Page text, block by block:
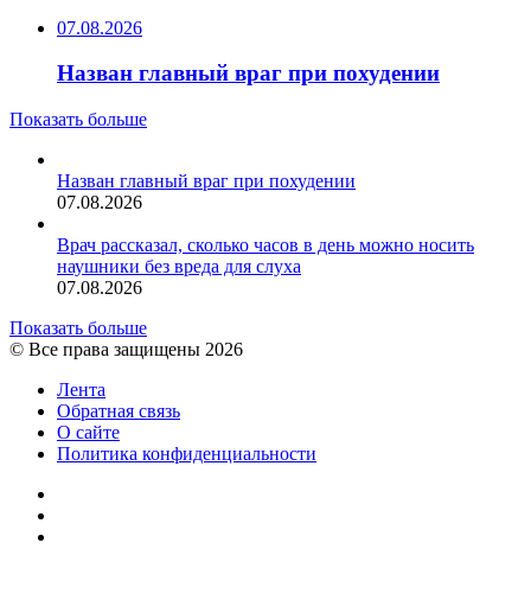
07.08.2026
Назван главный враг при похудении
Показать больше
Назван главный враг при похудении
07.08.2026
Врач рассказал, сколько часов в день можно носить
наушники без вреда для слуха
07.08.2026
Показать больше
© Все права защищены 2026
Лента
Обратная связь
О сайте
Политика конфиденциальности